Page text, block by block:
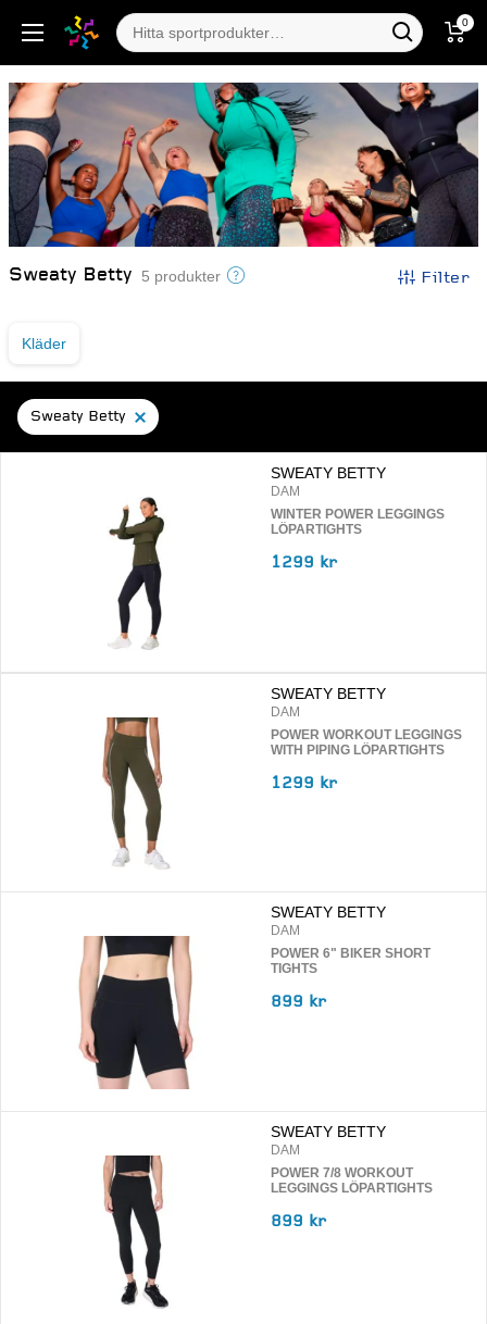
0
Sweaty Betty 5 produkter Filter
Kläder
Sweaty Betty
SWEATY BETTY
DAM
WINTER POWER LEGGINGS
LÖPARTIGHTS
1299 kr
SWEATY BETTY
DAM
POWER WORKOUT LEGGINGS
WITH PIPING LÖPARTIGHTS
1299 kr
SWEATY BETTY
DAM
POWER 6" BIKER SHORT
TIGHTS
899 kr
SWEATY BETTY
DAM
POWER 7/8 WORKOUT
LEGGINGS LÖPARTIGHTS
899 kr